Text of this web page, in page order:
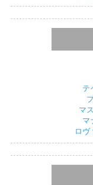
テ
マ
マ
ロヴ